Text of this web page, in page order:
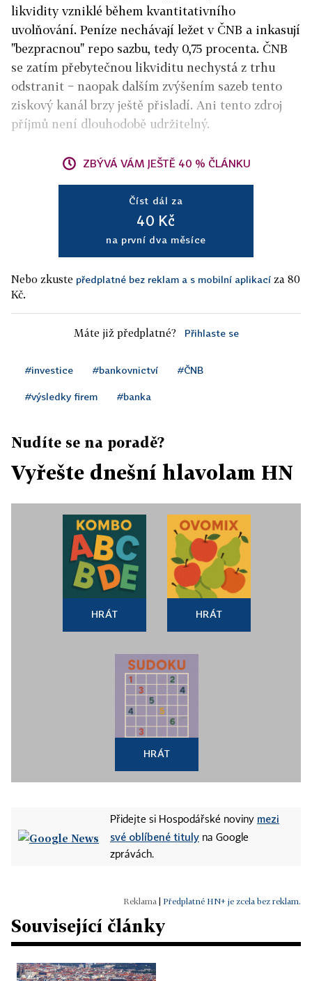
likvidity vzniklé během kvantitativního
uvolňování. Peníze nechávají ležet v ČNB a inkasují
"bezpracnou" repo sazbu, tedy 0,75 procenta. ČNB
se zatím přebytečnou likviditu nechystá z trhu
odstranit − naopak dalším zvýšením sazeb tento
ziskový kanál brzy ještě přisladí. Ani tento zdroj
příjmů není dlouhodobě udržitelný.
ZBÝVÁ VÁM JEŠTĚ 40 % ČLÁNKU
Číst dál za
40 Kč
na první dva měsíce
Nebo zkuste předplatné bez reklam a s mobilní aplikací za 80
Kč.
Máte již předplatné? Přihlaste se
#investice #bankovnictví #ČNB
#výsledky firem #banka
Nudíte se na poradě?
Vyřešte dnešní hlavolam HN
HRÁT HRÁT
HRÁT
Přidejte si Hospodářské noviny mezi
své oblíbené tituly na Google
zprávách.
Předplatné HN+ je zcela bez reklam.
Související články